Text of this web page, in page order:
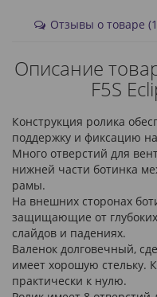
Отзывы о товаре
Описание
F5S
Конструкция ролика
поддержку и фиксацию
Много отверстий для
нижней части ботинка
рамы.
На внешних сторонах
защищающие от
слайдов и падениях.
Валенок долговечный,
имеет хорошую стельку.
практически к нулю.